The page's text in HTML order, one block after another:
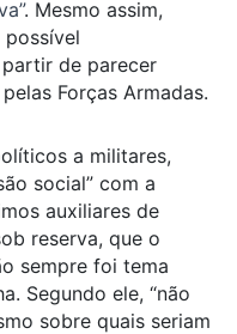
. Mesmo assim,
de parecer
Forças Armadas.
a militares,
social” com a
auxiliares de
reserva, que o
sempre foi tema
Segundo ele, “não
sobre quais seriam